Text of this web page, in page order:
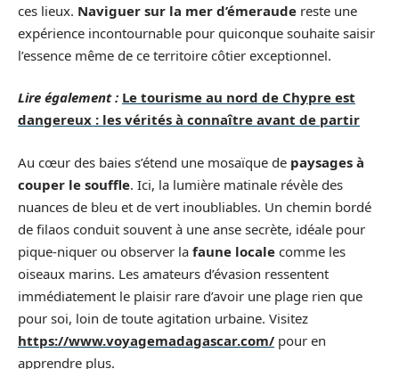
ces lieux. Naviguer sur la mer d’émeraude reste une
expérience incontournable pour quiconque souhaite saisir
l’essence même de ce territoire côtier exceptionnel.
Lire également : Le tourisme au nord de Chypre est
dangereux : les vérités à connaître avant de partir
Au cœur des baies s’étend une mosaïque de paysages à
couper le souffle. Ici, la lumière matinale révèle des
nuances de bleu et de vert inoubliables. Un chemin bordé
de filaos conduit souvent à une anse secrète, idéale pour
pique-niquer ou observer la faune locale comme les
oiseaux marins. Les amateurs d’évasion ressentent
immédiatement le plaisir rare d’avoir une plage rien que
pour soi, loin de toute agitation urbaine. Visitez
https://www.voyagemadagascar.com/ pour en
apprendre plus.